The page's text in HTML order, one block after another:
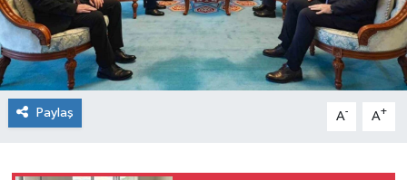
Paylaş A- A+
Teknoloji
Tokat Haberleri
Yaşam